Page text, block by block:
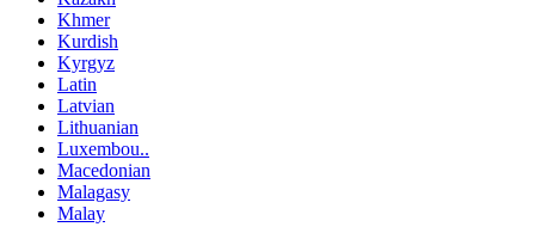
Khmer
Kurdish
Kyrgyz
Latin
Latvian
Lithuanian
Luxembou..
Macedonian
Malagasy
Malay